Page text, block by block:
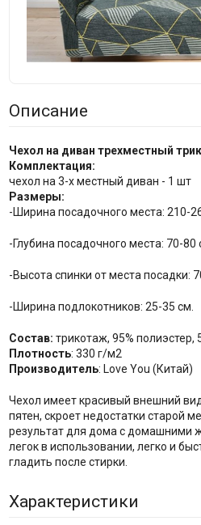
Описание
Чехол на диван трехместный
Комплектация:
чехол на 3-х местный диван - 1 шт
Размеры:
-Ширина посадочного места: 210-
-Глубина посадочного места: 70-80
-Высота спинки от места посадки:
-Ширина подлокотников: 25-35 см.
Состав: трикотаж, 95% полиэстер,
Плотность: 330 г/м2
Производитель: Love You (Китай)
Чехол имеет красивый внешний
пятен, скроет недостатки старой
результат для дома с домашними
легок в использовании, легко и
гладить после стирки.
Характеристики